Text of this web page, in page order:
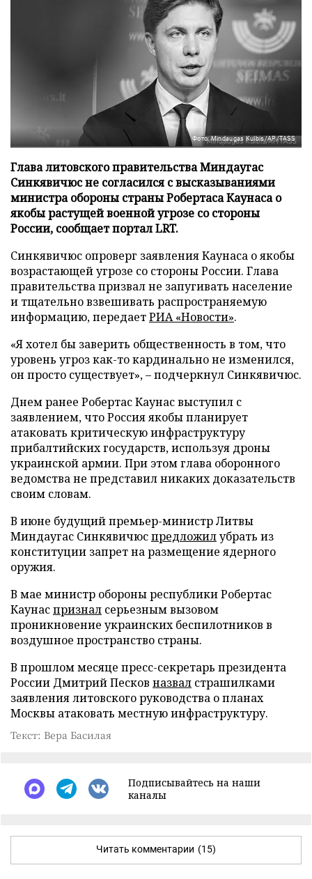
Фото: Mindaugas Kulbis/AP/TASS
Глава литовского правительства Миндаугас
Синкявичюс не согласился с высказываниями
министра обороны страны Робертаса Каунаса о
якобы растущей военной угрозе со стороны
России, сообщает портал LRT.
Синкявичюс опроверг заявления Каунаса о якобы
возрастающей угрозе со стороны России. Глава
правительства призвал не запугивать население
и тщательно взвешивать распространяемую
информацию, передаетРИА «Новости».
«Я хотел бы заверить общественность в том, что
уровень угроз как-то кардинально не изменился,
он просто существует», – подчеркнул Синкявичюс.
Днем ранее Робертас Каунас выступил с
заявлением, что Россия якобы планирует
атаковать критическую инфраструктуру
прибалтийских государств, используя дроны
украинской армии. При этом глава оборонного
ведомства не представил никаких доказательств
своим словам.
В июне будущий премьер-министр Литвы
Миндаугас Синкявичюспредложилубрать из
конституции запрет на размещение ядерного
оружия.
В мае министр обороны республики Робертас
Каунаспризнал серьезным вызовом
проникновение украинских беспилотников в
воздушное пространство страны.
В прошлом месяце пресс-секретарь президента
России Дмитрий Песков назвал страшилками
заявления литовского руководства о планах
Москвы атаковать местную инфраструктуру.
Текст: Вера Басилая
Подписывайтесь на наши
каналы
Читать комментарии (15)